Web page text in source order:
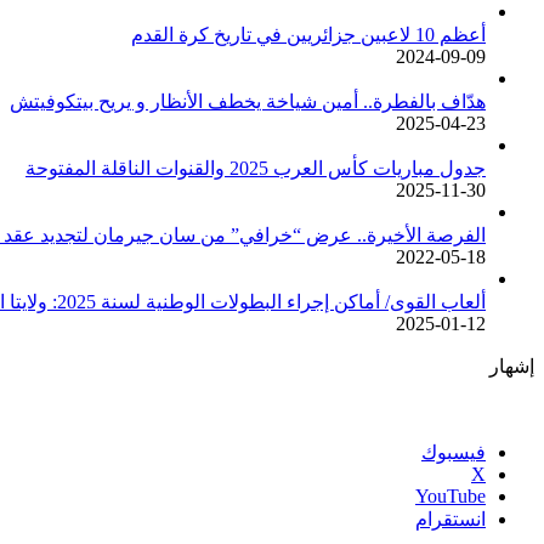
أعظم 10 لاعبين جزائريين في تاريخ كرة القدم
2024-09-09
هدّاف بالفطرة.. أمين شياخة يخطف الأنظار و يريح بيتكوفيتش
2025-04-23
جدول مباريات كأس العرب 2025 والقنوات الناقلة المفتوحة
2025-11-30
الفرصة الأخيرة.. عرض “خرافي” من سان جيرمان لتجديد عقد
2022-05-18
ألعاب القوى/ أماكن إجراء البطولات الوطنية لسنة 2025: ولايتا الجزائر وبجاية تحتضنان أغلبية المسابقات /اتحادية/
2025-01-12
إشهار
فيسبوك
‫X
‫YouTube
انستقرام